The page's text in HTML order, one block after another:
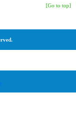
[Go to top]